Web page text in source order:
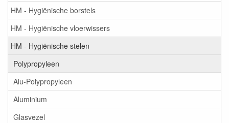
HM - Hygiënische borstels
HM - Hygiënische vloerwissers
HM - Hygiënische stelen
Polypropyleen
Alu-Polypropyleen
Aluminium
Glasvezel